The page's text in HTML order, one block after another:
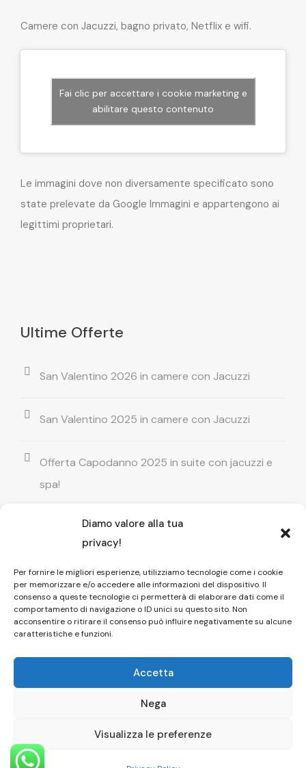
Diamo valore alla tua
privacy!
Per fornire le migliori esperienze, utilizziamo tecnologie come i cookie
per memorizzare e/o accedere alle informazioni del dispositivo. Il
consenso a queste tecnologie ci permetterà di elaborare dati come il
comportamento di navigazione o ID unici su questo sito. Non
acconsentire o ritirare il consenso può influire negativamente su alcune
caratteristiche e funzioni.
Accetta
Nega
Visualizza le preferenze
Camere con Jacuzzi, bagno privato, Netflix e wifi.
Fai clic per accettare i cookie marketing e
abilitare questo contenuto
Le immagini dove non diversamente specificato sono
state prelevate da Google Immagini e appartengono ai
legittimi proprietari.
Ultime Offerte
San Valentino 2026 in camere con Jacuzzi
San Valentino 2025 in camere con Jacuzzi
Offerta Capodanno 2025 in suite con jacuzzi e
spa!
Offerta Natale in camera con vasca
idromassaggio ! Prenota il tuo relax esclusivo
Entrata GRATUITA in Piscina esterna! Il tuo relax
di coppia
Copyright © 2026 Affittacamere Il Fauno
HOME